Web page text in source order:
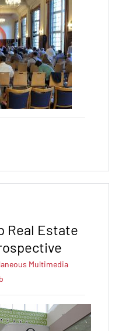
Real Estate
Multimedia